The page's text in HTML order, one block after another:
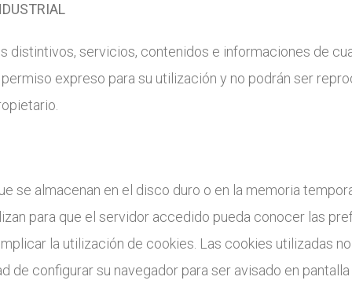
distintivos, servicios, contenidos e informaciones de
permiso expreso para su utilización y no podrán ser
se almacenan en el disco duro o en la memoria
para que el servidor accedido pueda conocer las
la utilización de cookies. Las cookies utilizadas
de configurar su navegador para ser avisado en